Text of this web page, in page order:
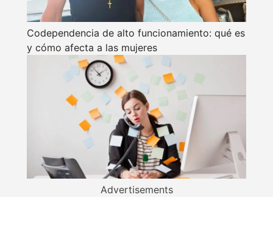
Codependencia de alto funcionamiento: qué es
y cómo afecta a las mujeres
Advertisements